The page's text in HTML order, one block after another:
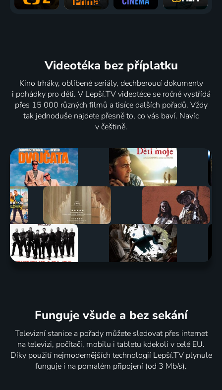
Videotéka bez příplatku
Kino trháky, oblíbené seriály, dechberoucí dokumenty
i pohádky pro děti. V Lepší.TV videotéce se ročně vystřídá
přes 15 000 různých filmů a tisíce dalších pořadů. Vždy
tak jednoduše najdete přesně to, co vás baví. Navíc
v češtině.
Funguje všude a bez sekání
Televizní stanice a pořady můžete sledovat přes internet
na televizi, počítači, mobilu i tabletu kdekoli v celé EU.
Díky použití nejmodernějších technologií Lepší.TV plynule
funguje i na pomalém připojení (od 3 Mb/s).